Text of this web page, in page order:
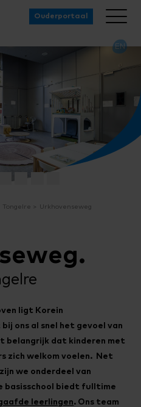
EN
Ouderportaal
Tongelre Urkhovenseweg
ligt Korein
ons al snel het gevoel van
belangrijk dat kinderen met
zich welkom voelen. Net
we onderdeel van
basisschool biedt fulltime
leerlingen. Ons team